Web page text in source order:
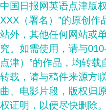
中国日报网英语点津版
XXX（署名）”的原创
站外，其他任何网站或
究。如需使用，请与
点津）”的作品，均转
转载，请与稿件来源方
曲、电影片段，版权归
权证明，以便尽快删除。